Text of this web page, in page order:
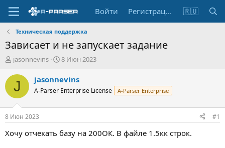
Войти Регистрация 🇷🇺
Техническая поддержка
Зависает и не запускает задание
А
т
т
е
м
ы
jasonnevins
Д
т
н
а
л
8 Июн 2023
J jasonnevins
A-Parser Enterprise License A-Parser Enterprise
8 Июн 2023 #1
Хочу отчекать базу на 200ОК. В файле 1.5кк строк.